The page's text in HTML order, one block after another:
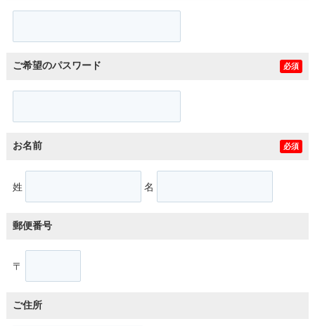
ご希望のパスワード 必須
お名前 必須
姓 名
郵便番号
〒
ご住所